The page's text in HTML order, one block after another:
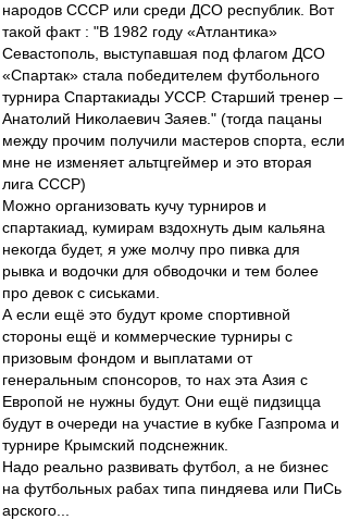
народов СССР или среди ДСО республик. Вот
такой факт : "В 1982 году «Атлантика»
Севастополь, выступавшая под флагом ДСО
«Спартак» стала победителем футбольного
турнира Спартакиады УССР. Старший тренер –
Анатолий Николаевич Заяев." (тогда пацаны
между прочим получили мастеров спорта, если
мне не изменяет альтцгеймер и это вторая
лига СССР)
Можно организовать кучу турниров и
спартакиад, кумирам вздохнуть дым кальяна
некогда будет, я уже молчу про пивка для
рывка и водочки для обводочки и тем более
про девок с сиськами.
А если ещё это будут кроме спортивной
стороны ещё и коммерческие турниры с
призовым фондом и выплатами от
генеральным спонсоров, то нах эта Азия с
Европой не нужны будут. Они ещё пидзицца
будут в очереди на участие в кубке Газпрома и
турнире Крымский подснежник.
Надо реально развивать футбол, а не бизнес
на футбольных рабах типа пиндяева или ПиСь
арского...